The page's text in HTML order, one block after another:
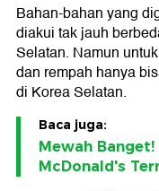
Bahan-bahan yang
diakui tak jauh
Selatan. Namun
dan rempah hanya
di Korea Selatan.
Baca juga:
Mewah
McDonald's